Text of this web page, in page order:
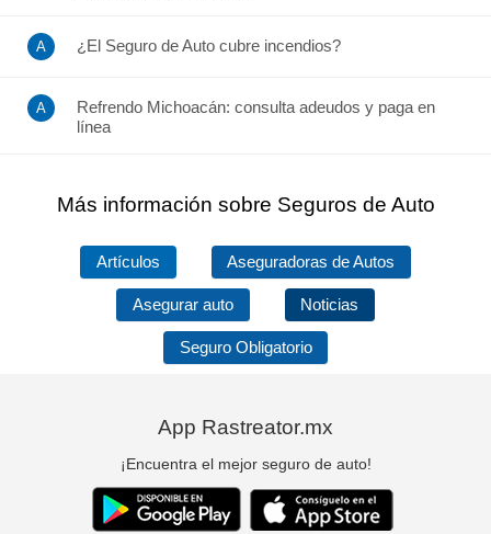
¿El Seguro de Auto cubre incendios?
Refrendo Michoacán: consulta adeudos y paga en
línea
Más información sobre Seguros de Auto
Artículos Aseguradoras de Autos
Asegurar auto Noticias
Seguro Obligatorio
App Rastreator.mx
¡Encuentra el mejor seguro de auto!